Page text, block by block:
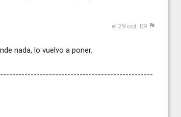
el 29 oct. 09
nada, lo vuelvo a poner.